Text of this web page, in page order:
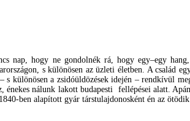
hogy ne gondolnék rá, hogy egy–egy
s különösen az üzleti életben. A család
különösen a zsidóüldözések idején – rendkívül
nálunk lakott budapesti fellépései alatt.
ben alapított gyár társtulajdonosként én az ötödik